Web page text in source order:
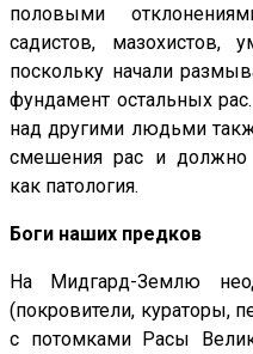
половыми
садистов, мазохистов,
поскольку начали
фундамент остальных
над другими людьми
смешения рас и должно
как патология.
Боги наших предков
На Мидгард-Землю
(покровители, кураторы,
с потомками Расы